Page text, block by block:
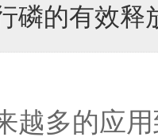
磷的有效
越多的应